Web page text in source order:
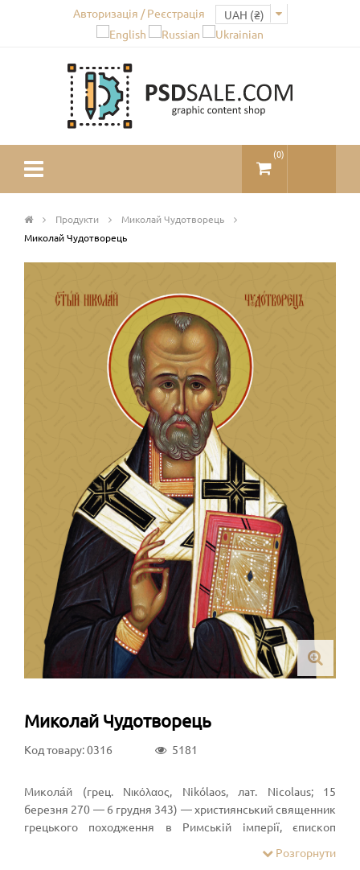
Авторизація / Реєстрація
(0)
Продукти
Миколай Чудотворець
Миколай Чудотворець
Миколай Чудотворець
Код товару: 0316 5181
Микола́й (грец. Νικόλαος, Nikólaos, лат. Nicolaus; 15
березня 270 — 6 грудня 343) — християнський священник
грецького походження в Римській імперії, єпископ
Народився у Патарі, Лікія, Римська імперія. У молодості
Розгорнути